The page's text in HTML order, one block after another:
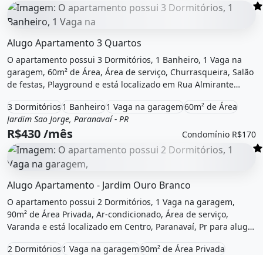
Alugo Apartamento 3 Quartos
O apartamento possui 3 Dormitórios, 1 Banheiro, 1 Vaga na
garagem, 60m² de Área, Área de serviço, Churrasqueira, Salão
de festas, Playground e está localizado em Rua Almirante
Condomínio por R$170 /Mês.
3 Dormitórios 1 Banheiro1 Vaga na garagem60m² de Área
Aluguel
Apartamento
Jardim Sao Jorge, Paranavaí - PR
R$430 /mês Condomínio R$170
Alugo Apartamento - Jardim Ouro Branco
O apartamento possui 2 Dormitórios, 1 Vaga na garagem,
90m² de Área Privada, Ar-condicionado, Área de serviço,
Varanda e está localizado em Centro, Paranavaí, Pr para alugar
2 Dormitórios 1 Vaga na garagem90m² de Área Privada